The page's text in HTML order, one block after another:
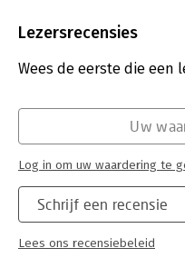
Uitgever:
Verschijningsdatum:
16-2-
Lezersrecensies
Wees de eerste die een
Schrijf een recensie
Lees ons recensiebeleid
Uw
Log in om uw waardering te